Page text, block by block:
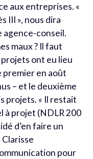
aux entreprises. «
III », nous dira
agence-conseil.
maux ? Il faut
projets ont eu lieu
premier en août
– et le deuxième
projets. « Il restait
à projet (NDLR 200
d’en faire un
pour